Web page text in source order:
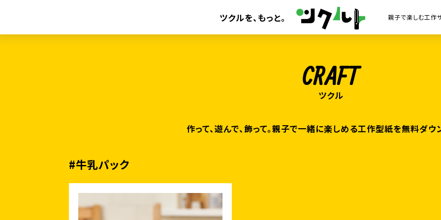
ツクルを、 もっと。
CRAFT
作って、遊んで、飾って。親子で一緒に楽しめる工作型紙を無料ダウ
#牛乳パック